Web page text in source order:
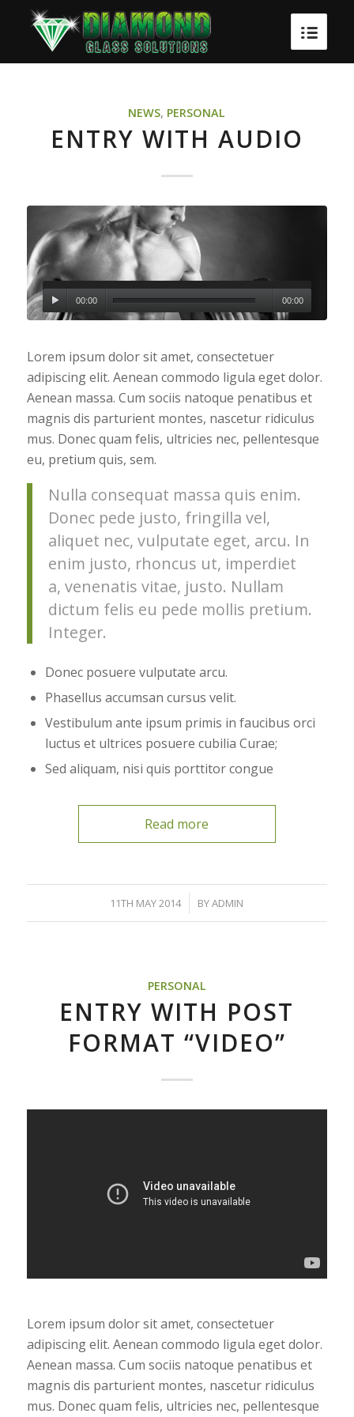
NEWS, PERSONAL
ENTRY WITH AUDIO
00:00 00:00
Lorem ipsum dolor sit amet, consectetuer
adipiscing elit. Aenean commodo ligula eget dolor.
Aenean massa. Cum sociis natoque penatibus et
magnis dis parturient montes, nascetur ridiculus
mus. Donec quam felis, ultricies nec, pellentesque
eu, pretium quis, sem.
Nulla consequat massa quis enim.
Donec pede justo, fringilla vel,
aliquet nec, vulputate eget, arcu. In
enim justo, rhoncus ut, imperdiet
a, venenatis vitae, justo. Nullam
dictum felis eu pede mollis pretium.
Integer.
Donec posuere vulputate arcu.
Phasellus accumsan cursus velit.
Vestibulum ante ipsum primis in faucibus orci
luctus et ultrices posuere cubilia Curae;
Sed aliquam, nisi quis porttitor congue
Read more
11TH MAY 2014
/ BYADMIN
PERSONAL
ENTRY WITH POST
FORMAT “VIDEO”
Lorem ipsum dolor sit amet, consectetuer
adipiscing elit. Aenean commodo ligula eget dolor.
Aenean massa. Cum sociis natoque penatibus et
magnis dis parturient montes, nascetur ridiculus
mus. Donec quam felis, ultricies nec, pellentesque